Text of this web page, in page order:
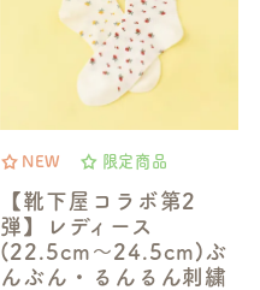
NEW 限定商品
【靴下屋コラボ第2
弾】レディース
(22.5cm～24.5cm)ぶ
んぶん・るんるん刺繍